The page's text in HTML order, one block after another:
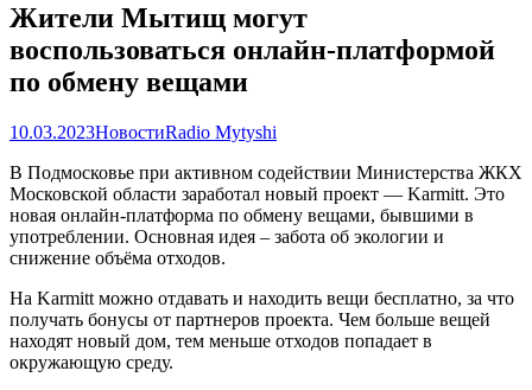
Жители Мытищ могут
воспользоваться онлайн‑платформой
по обмену вещами
10.03.2023НовостиRadio Mytyshi
В Подмосковье при активном содействии Министерства ЖКХ
Московской области заработал новый проект — Karmitt. Это
новая онлайн-платформа по обмену вещами, бывшими в
употреблении. Основная идея – забота об экологии и
снижение объёма отходов.
На Karmitt можно отдавать и находить вещи бесплатно, за что
получать бонусы от партнеров проекта. Чем больше вещей
находят новый дом, тем меньше отходов попадает в
окружающую среду.